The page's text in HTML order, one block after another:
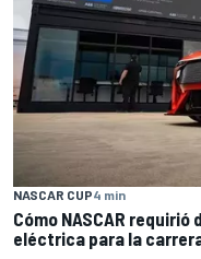
NASCAR CUP4 min
Cómo NASCAR
eléctrica para la